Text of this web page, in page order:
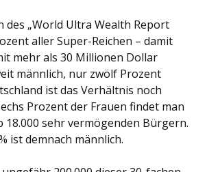
des „World Ultra Wealth Report
aller Super-Reichen – damit
mehr als 30 Millionen Dollar
männlich, nur zwölf Prozent
ist das Verhältnis noch
Prozent der Frauen findet man
18.000 sehr vermögenden Bürgern.
ist demnach männlich.